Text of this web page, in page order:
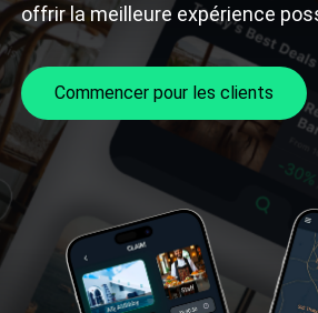
offrir la meilleure expérience
Commencer pour les clients